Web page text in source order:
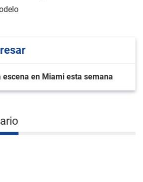
escena en Miami esta semana